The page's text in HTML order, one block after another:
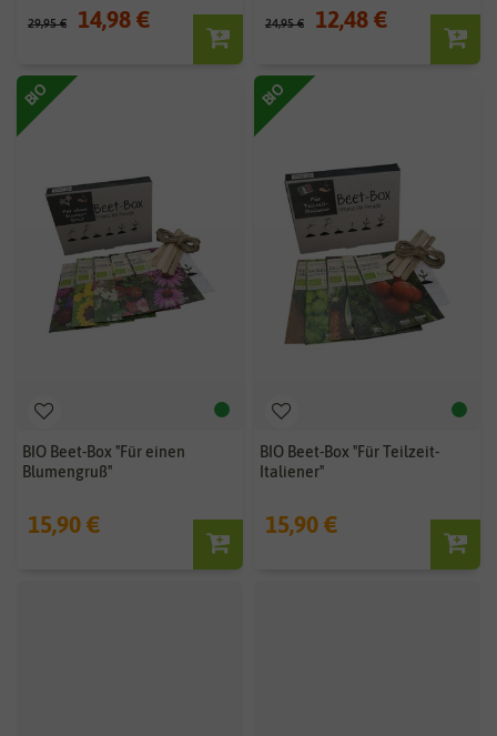
29,95 € 14,98 € 24,95 € 12,48 €
BIO
BIO Beet-Box "Für einen
Blumengruß"
15,90 €
BIO
BIO Beet-Box "Für Teilzeit-
Italiener"
15,90 €